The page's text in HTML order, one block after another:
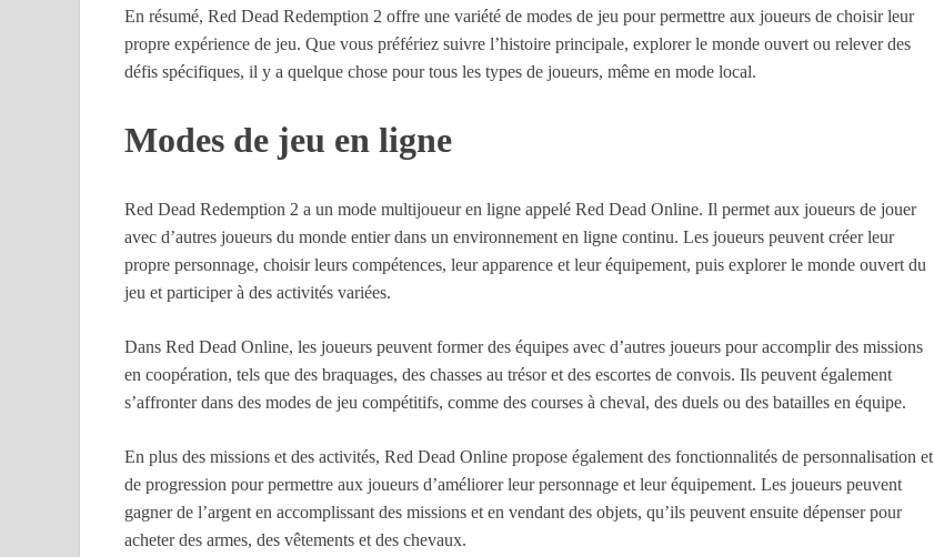
En résumé, Red Dead Redemption 2 offre une variété de modes de jeu pour permettre aux joueurs de choisir leur
propre expérience de jeu. Que vous préfériez suivre l’histoire principale, explorer le monde ouvert ou relever des
défis spécifiques, il y a quelque chose pour tous les types de joueurs, même en mode local.
Modes de jeu en ligne
Red Dead Redemption 2 a un mode multijoueur en ligne appelé Red Dead Online. Il permet aux joueurs de jouer
avec d’autres joueurs du monde entier dans un environnement en ligne continu. Les joueurs peuvent créer leur
propre personnage, choisir leurs compétences, leur apparence et leur équipement, puis explorer le monde ouvert du
jeu et participer à des activités variées.
Dans Red Dead Online, les joueurs peuvent former des équipes avec d’autres joueurs pour accomplir des missions
en coopération, tels que des braquages, des chasses au trésor et des escortes de convois. Ils peuvent également
s’affronter dans des modes de jeu compétitifs, comme des courses à cheval, des duels ou des batailles en équipe.
En plus des missions et des activités, Red Dead Online propose également des fonctionnalités de personnalisation et
de progression pour permettre aux joueurs d’améliorer leur personnage et leur équipement. Les joueurs peuvent
gagner de l’argent en accomplissant des missions et en vendant des objets, qu’ils peuvent ensuite dépenser pour
acheter des armes, des vêtements et des chevaux.